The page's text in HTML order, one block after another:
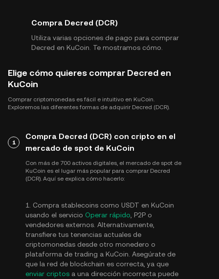
Compra Decred (DCR)
Utiliza varias opciones de pago para comprar
Decred en KuCoin. Te mostramos cómo.
Elige cómo quieres comprar Decred en
KuCoin
Comprar criptomonedas es fácil e intuitivo en KuCoin.
Exploremos las diferentes formas de adquirir Decred (DCR).
1
Compra Decred (DCR) con cripto en el
mercado de spot de KuCoin
Con más de 700 activos digitales, el mercado de spot de
KuCoin es el lugar más popular para comprar Decred
(DCR). Aquí se explica cómo hacerlo:
1. Compra stablecoins como USDT en KuCoin
usando el servicio Operar rápido , P2P o
vendedores externos. Alternativamente,
transfiere tus tenencias actuales de
criptomonedas desde otro monedero o
plataforma de trading a KuCoin. Asegúrate de
que la red de blockchain es correcta, ya que
enviar criptos a una dirección incorrecta puede